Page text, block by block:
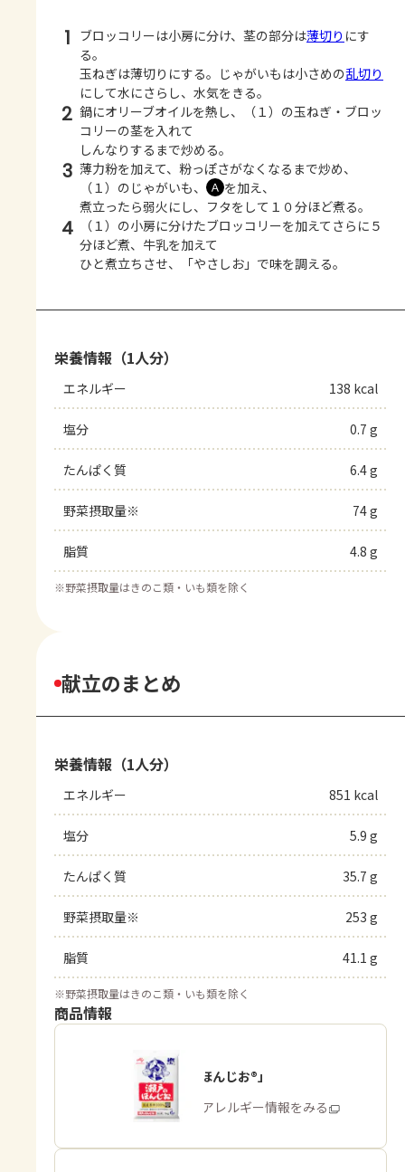
1 ブロッコリーは小房に分け、茎の部分は薄切り にす
る。
玉ねぎは薄切りにする。じゃがいもは小さめの乱切り
にして水にさらし、水気をきる。
2 鍋にオリーブオイルを熱し、（１）の玉ねぎ・ブロッ
コリーの茎を入れて
しんなりするまで炒める。
3 薄力粉を加えて、粉っぽさがなくなるまで炒め、
（１）のじゃがいも、
Ａ を加え、
煮立ったら弱火にし、フタをして１０分ほど煮る。
4
（１）の小房に分けたブロッコリーを加えてさらに５
分ほど煮、牛乳を加えて
ひと煮立ちさせ、「やさしお」で味を調える。
栄養情報（1人分）
エネルギー 138 kcal
塩分 0.7 g
たんぱく質 6.4 g
野菜摂取量※ 74 g
脂質 4.8 g
※野菜摂取量はきのこ類・いも類を除く
献立のまとめ
栄養情報（1人分）
エネルギー 851 kcal
塩分 5.9 g
たんぱく質 35.7 g
野菜摂取量※ 253 g
脂質 41.1 g
※野菜摂取量はきのこ類・いも類を除く
商品情報
「瀬戸のほんじお®」
商品・アレルギー情報をみる